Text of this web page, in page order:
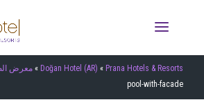
Prana Hotels & Resorts
»
Doğan Hotel (AR)
» معرض
pool-with-facade